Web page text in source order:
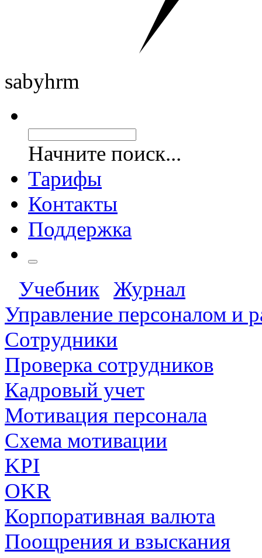
sabyhrm
Начните поиск...
Тарифы
Контакты
Поддержка
Учебник
Журнал
Управление персоналом и
Сотрудники
Проверка сотрудников
Кадровый учет
Мотивация персонала
Схема мотивации
KPI
OKR
Корпоративная валюта
Поощрения и взыскания